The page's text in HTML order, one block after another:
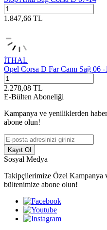
1.847,66 TL
İTHAL
Opel Corsa D Far Camı Sağ 06 -
2.278,08 TL
E-Bülten Aboneliği
Kampanya ve yeniliklerden
abone olun!
Kayıt Ol
Sosyal Medya
Takipçilerimize Özel Kampanya
bültenimize abone olun!